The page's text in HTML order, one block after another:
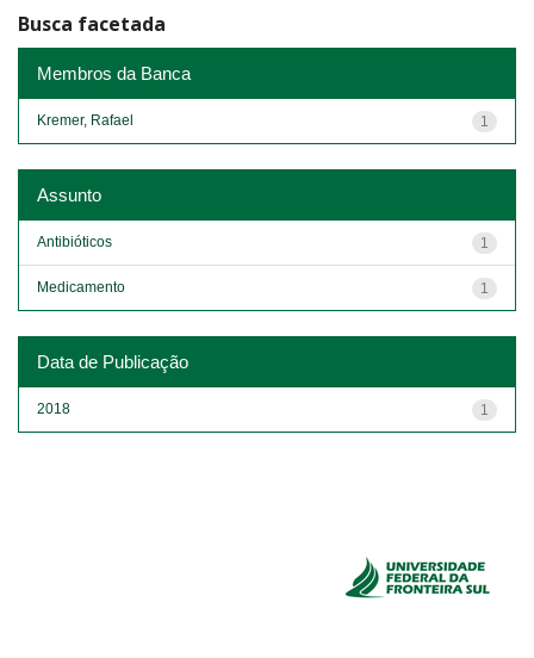
Busca facetada
Membros da Banca
1
Kremer, Rafael
Assunto
1
Antibióticos
1
Medicamento
Data de Publicação
1
2018